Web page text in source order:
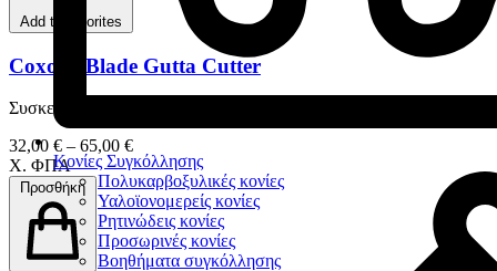
Κονίες Συγκόλλησης
Πολυκαρβοξυλικές κονίες
Υαλοϊονομερείς κονίες
Ρητινώδεις κονίες
Προσωρινές κονίες
Βοηθήματα συγκόλλησης
Add to favorites
Coxo C-Blade Gutta Cutter
Συσκευή & 4 Tips 4 Ανταλλακτικά Tips
32,00 € – 65,00 €
Χ. ΦΠΑ
Προσθήκη